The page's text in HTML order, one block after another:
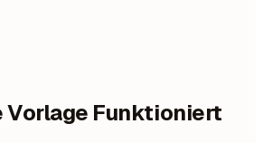
Vorlage Funktioniert